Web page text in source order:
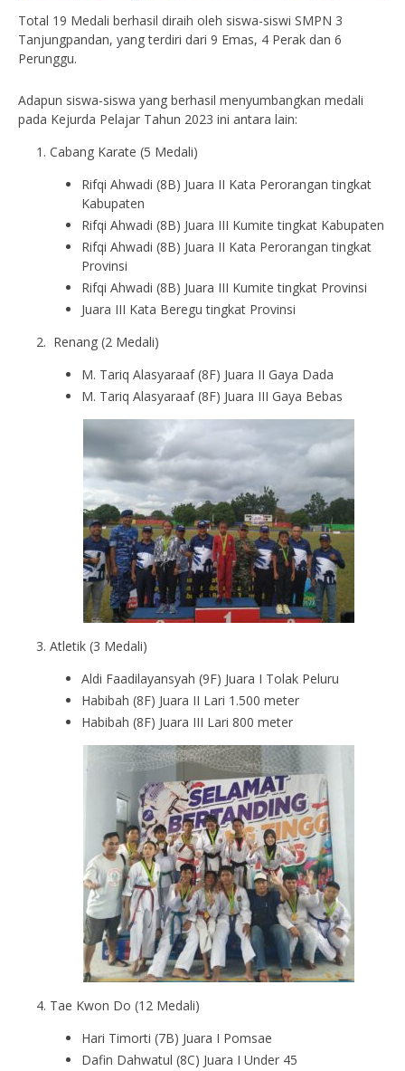
Total 19 Medali berhasil diraih oleh siswa-siswi SMPN 3
Tanjungpandan, yang terdiri dari 9 Emas, 4 Perak dan 6
Perunggu.
Adapun siswa-siswa yang berhasil menyumbangkan medali
pada Kejurda Pelajar Tahun 2023 ini antara lain:
Cabang Karate (5 Medali)
Rifqi Ahwadi (8B) Juara II Kata Perorangan tingkat
Kabupaten
Rifqi Ahwadi (8B) Juara III Kumite tingkat Kabupaten
Rifqi Ahwadi (8B) Juara II Kata Perorangan tingkat
Provinsi
Rifqi Ahwadi (8B) Juara III Kumite tingkat Provinsi
Juara III Kata Beregu tingkat Provinsi
Renang (2 Medali)
M. Tariq Alasyaraaf (8F) Juara II Gaya Dada
M. Tariq Alasyaraaf (8F) Juara III Gaya Bebas
Atletik (3 Medali)
Aldi Faadilayansyah (9F) Juara I Tolak Peluru
Habibah (8F) Juara II Lari 1.500 meter
Habibah (8F) Juara III Lari 800 meter
Tae Kwon Do (12 Medali)
Hari Timorti (7B) Juara I Pomsae
Dafin Dahwatul (8C) Juara I Under 45